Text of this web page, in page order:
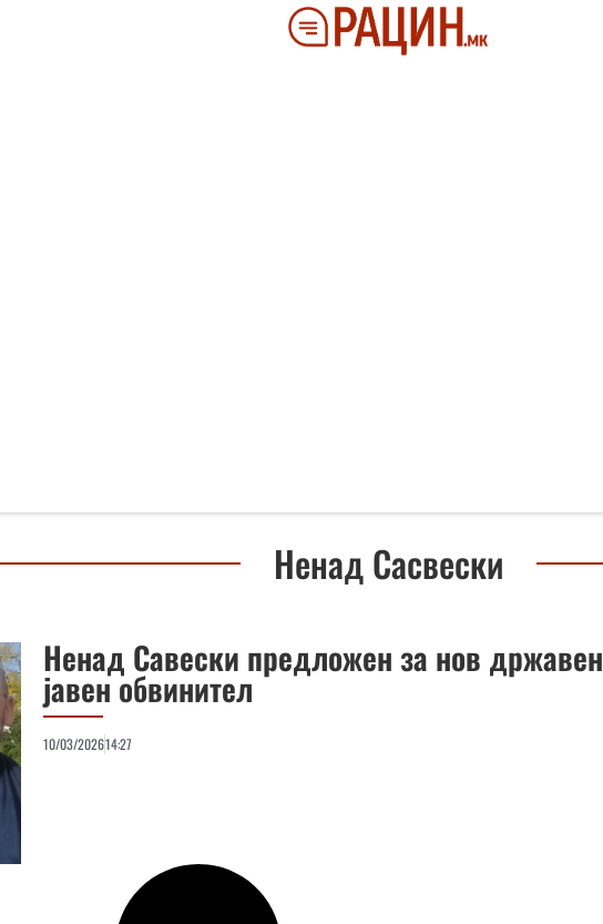
Ненад Сасвески
Ненад Савески предложен за нов државен
јавен обвинител
10/03/202614:27